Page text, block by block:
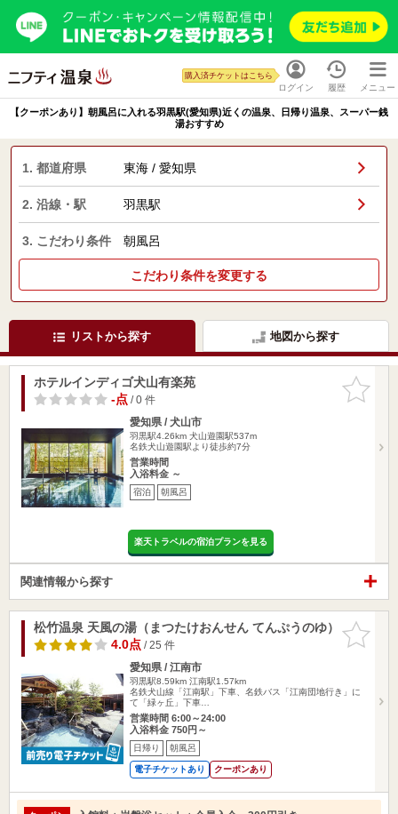
ログイン
購入済チケットはこちら
履歴 メニュー
【クーポンあり】朝風呂に入れる羽黒駅(愛知県)近くの温泉、日帰り温泉、スーパー銭
湯おすすめ
1. 都道府県 東海 / 愛知県
2. 沿線・駅 羽黒駅
3. こだわり条件 朝風呂
こだわり条件を変更する
リストから探す 地図から探す
お気に入
りに追加
ホテルインディゴ犬山有楽苑
-点/ 0 件
愛知県 / 犬山市
羽黒駅4.26km 犬山遊園駅537m
名鉄犬山遊園駅より徒歩約7分
営業時間
入浴料金 ～
宿泊 朝風呂
楽天トラベルの宿泊プランを見る
関連情報から探す
お気に入
りに追加
松竹温泉 天風の湯（まつたけおんせん てんぷうのゆ）
4.0点/ 25 件
愛知県 / 江南市
羽黒駅8.59km 江南駅1.57km
名鉄犬山線「江南駅」下車、名鉄バス「江南団地行き」に
て「緑ヶ丘」下車…
営業時間 6:00～24:00
入浴料金 750円～
日帰り 朝風呂
電子チケットあり クーポンあり